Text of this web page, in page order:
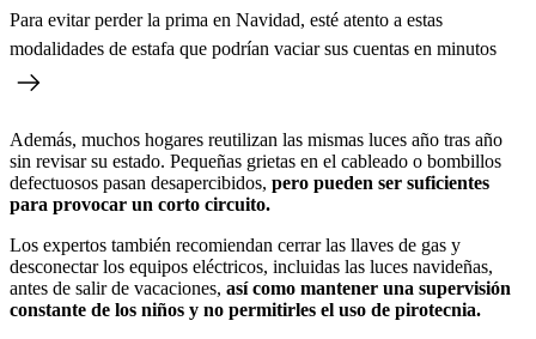
Para evitar perder la prima en Navidad, esté atento a estas
modalidades de estafa que podrían vaciar sus cuentas en minutos
Además, muchos hogares reutilizan las mismas luces año tras año
sin revisar su estado. Pequeñas grietas en el cableado o bombillos
defectuosos pasan desapercibidos, pero pueden ser suficientes
para provocar un corto circuito.
Los expertos también recomiendan cerrar las llaves de gas y
desconectar los equipos eléctricos, incluidas las luces navideñas,
antes de salir de vacaciones, así como mantener una supervisión
constante de los niños y no permitirles el uso de pirotecnia.